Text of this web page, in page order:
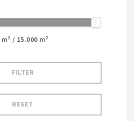
m² / 15.000 m²